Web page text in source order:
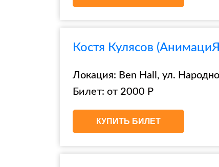
Костя Кулясов
Локация: Ben Hall, ул.
Билет: от 2000 Р
КУПИТЬ БИЛЕТ